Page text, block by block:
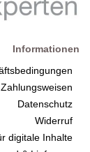
Informationen
Zahlungsweisen
Datenschutz
Widerruf
digitale Inhalte